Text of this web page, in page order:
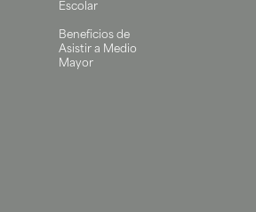
Escolar
Beneficios de
Asistir a Medio
Mayor